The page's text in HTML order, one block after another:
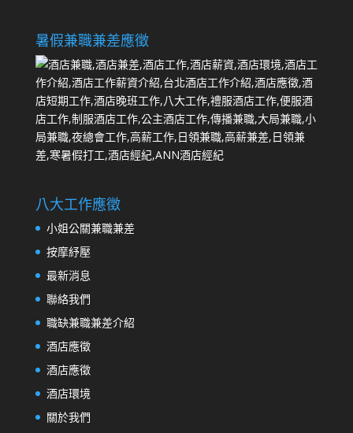
暑假兼職兼差應徵
八大工作應徵
小姐公關兼職兼差
按摩紓壓
最新消息
聯絡我們
職缺兼職兼差介紹
酒店應徵
酒店應徵
酒店環境
關於我們